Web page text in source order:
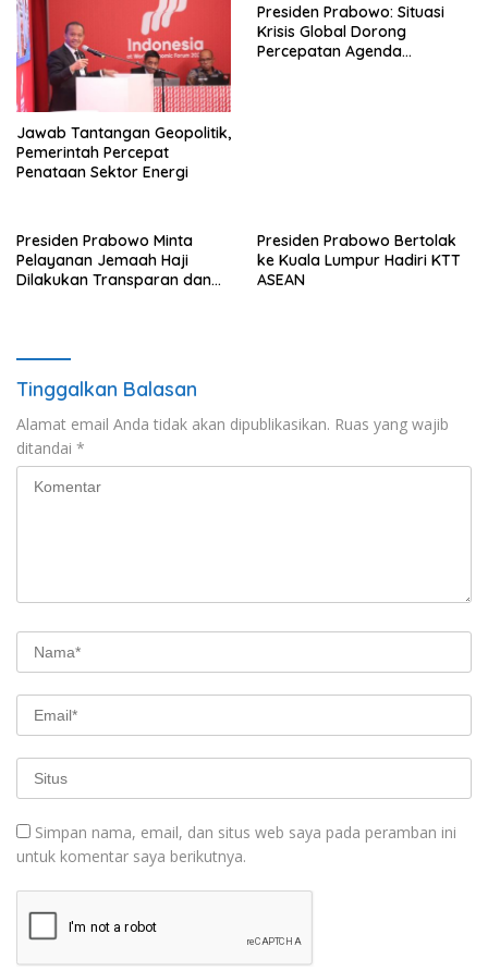
Jawab Tantangan Geopolitik,
Pemerintah Percepat
Penataan Sektor Energi
Presiden Prabowo: Situasi
Krisis Global Dorong
Percepatan Agenda
Presiden Prabowo Minta
Pelayanan Jemaah Haji
Dilakukan Transparan dan
Presiden Prabowo Bertolak
ke Kuala Lumpur Hadiri KTT
ASEAN
Tinggalkan Balasan
Alamat email Anda tidak akan dipublikasikan. Ruas yang wajib
ditandai *
Simpan nama, email, dan situs web saya pada peramban ini
untuk komentar saya berikutnya.